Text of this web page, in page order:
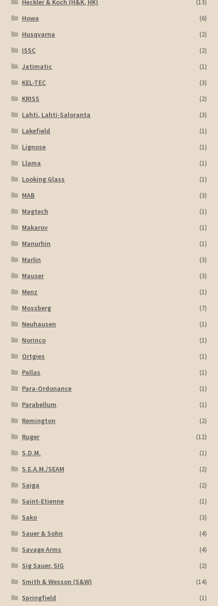
Heckler & Koch (H&K, HK)
(13)
Howa
(6)
Husqvarna
(2)
ISSC
(2)
Jatimatic
(1)
KEL-TEC
(3)
KRISS
(2)
Lahti, Lahti-Saloranta
(3)
Lakefield
(1)
Lignose
(1)
Llama
(1)
Looking Glass
(1)
MAB
(3)
Magtech
(1)
Makarov
(1)
Manurhin
(1)
Marlin
(3)
Mauser
(3)
Menz
(1)
Mossberg
(7)
Neuhausen
(1)
Norinco
(1)
Ortgies
(1)
Pallas
(1)
Para-Ordonance
(1)
Parabellum
(1)
Remington
(2)
Ruger
(12)
S.D.M.
(1)
S.E.A.M./SEAM
(2)
Saiga
(2)
Saint-Etienne
(1)
Sako
(3)
Sauer & Sohn
(4)
Savage Arms
(4)
Sig Sauer, SIG
(2)
Smith & Wesson (S&W)
(14)
Springfield
(1)